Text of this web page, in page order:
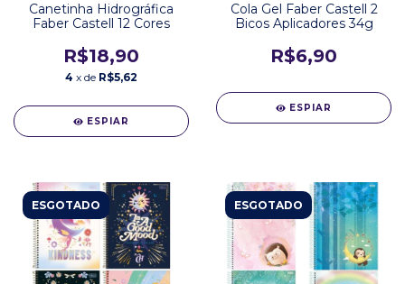
Canetinha Hidrográfica
Faber Castell 12 Cores
R$18,90
4 x de R$5,62
ESPIAR
Cola Gel Faber Castell 2
Bicos Aplicadores 34g
R$6,90
ESPIAR
ESGOTADO ESGOTADO